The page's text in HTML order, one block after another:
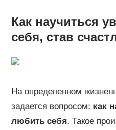
Как научиться
себя, став
На определенном
задается вопросом: как
любить себя. Такое